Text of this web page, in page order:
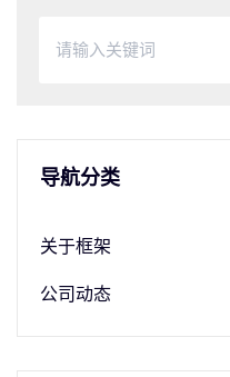
导航分类
关于框架
公司动态